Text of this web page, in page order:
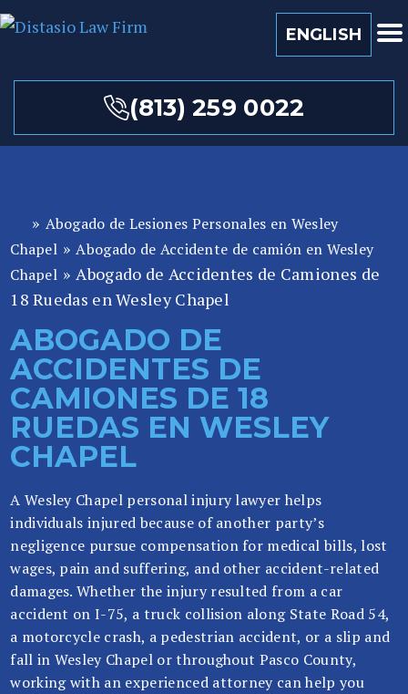
ENGLISH
(813) 259 0022
b
o
ga
o
de
P
er
so
n
In
ju
ry
e
n
Fl
or
id
a
» Abogado de Lesiones Personales en Wesley
Chapel » Abogado de Accidente de camión en Wesley
Chapel » Abogado de Accidentes de Camiones de
18 Ruedas en Wesley Chapel
ABOGADO DE
ACCIDENTES DE
CAMIONES DE 18
RUEDAS EN WESLEY
CHAPEL
A Wesley Chapel personal injury lawyer helps
individuals injured because of another party’s
negligence pursue compensation for medical bills, lost
wages, pain and suffering, and other accident-related
damages. Whether the injury resulted from a car
accident on I-75, a truck collision along State Road 54,
a motorcycle crash, a pedestrian accident, or a slip and
fall in Wesley Chapel or throughout Pasco County,
working with an experienced attorney can help you